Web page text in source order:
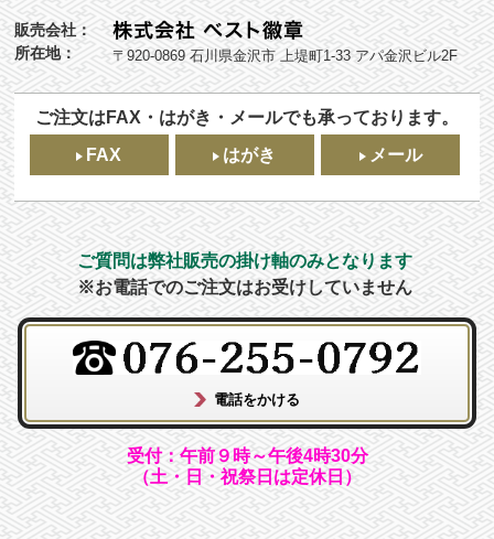
販売会社：
所在地：
〒920-0869 石川県金沢市 上堤町1-33 アパ金沢ビル2F
ご注文はFAX・はがき・メールでも承っております。
FAX
はがき メール
ご質問は弊社販売の掛け軸のみとなります
※お電話でのご注文はお受けしていません
受付：午前９時～午後4時30分
（土・日・祝祭日は定休日）